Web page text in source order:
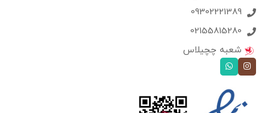
09302221389
02155815280
شعبه چچیلاس